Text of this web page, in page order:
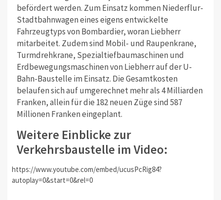
befördert werden. Zum Einsatz kommen Niederflur-
Stadtbahnwagen eines eigens entwickelte
Fahrzeugtyps von Bombardier, woran Liebherr
mitarbeitet. Zudem sind Mobil- und Raupenkrane,
Turmdrehkrane, Spezialtiefbaumaschinen und
Erdbewegungsmaschinen von Liebherr auf der U-
Bahn-Baustelle im Einsatz. Die Gesamtkosten
belaufen sich auf umgerechnet mehr als 4 Milliarden
Franken, allein für die 182 neuen Züge sind 587
Millionen Franken eingeplant.
Weitere Einblicke zur
Verkehrsbaustelle im Video:
https://www.youtube.com/embed/ucusPcRig84?
autoplay=0&start=0&rel=0